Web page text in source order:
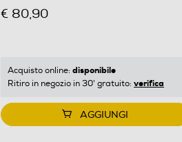
€ 80,90
Acquisto online: disponibile
Ritiro in negozio in 30' gratuito: verifica
AGGIUNGI